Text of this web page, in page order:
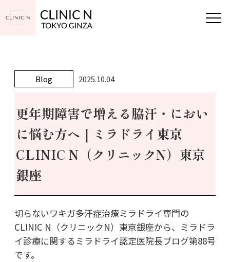
Blog 2025.10.04
更年期障害で増える脇汗・におい
に悩む方へ｜ミラドライ東京
CLINIC N（クリニックN）東京
銀座
切らないワキガ多汗症治療ミラドライ専門の
CLINIC N（クリニックN）東京銀座から、ミラドラ
イ診療に関するミラドライ認定医院長ブログ第88号
です。